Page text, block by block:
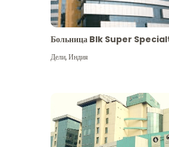
Больница Blk Super
Дели,Индия